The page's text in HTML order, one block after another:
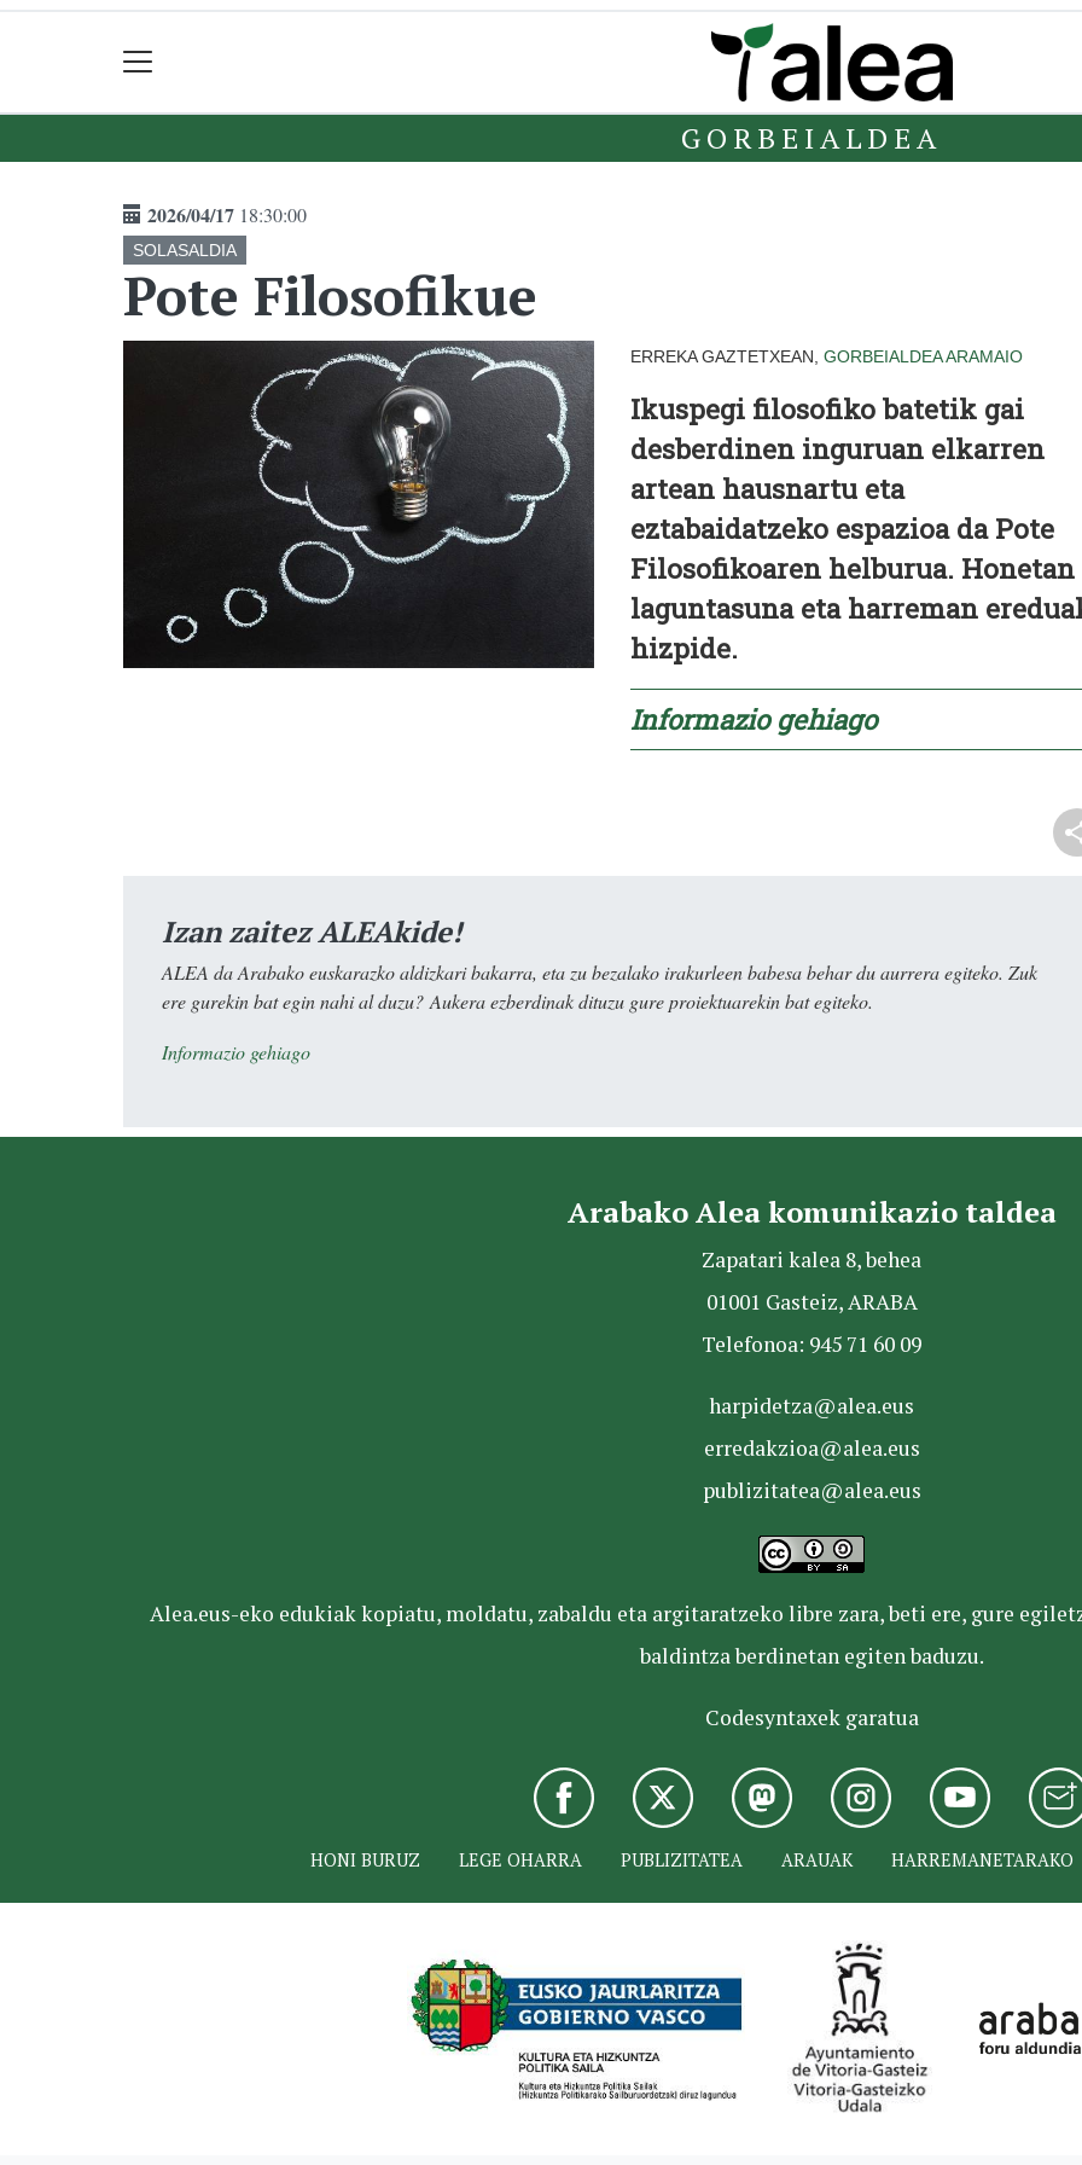
GORBEIALDEA
2026/04/17 18:30:00
SOLASALDIA
Pote Filosofikue
ERREKA GAZTETXEAN, GORBEIALDEAARAMAIO
Ikuspegi filosofiko batetik gai
desberdinen inguruan elkarren
artean hausnartu eta
eztabaidatzeko espazioa da Pote
Filosofikoaren helburua. Honetan
laguntasuna eta harreman
hizpide.
Informazio gehiago
Izan zaitez ALEAkide!
ALEA da Arabako euskarazko aldizkari bakarra, eta zu bezalako irakurleen babesa behar du aurrera egiteko. Zuk
ere gurekin bat egin nahi al duzu? Aukera ezberdinak dituzu gure proiektuarekin bat egiteko.
Informazio gehiago
Arabako Alea komunikazio taldea
Zapatari kalea 8, behea
01001 Gasteiz, ARABA
Telefonoa: 945 71 60 09
harpidetza@alea.eus
erredakzioa@alea.eus
publizitatea@alea.eus
Alea.eus-eko edukiak kopiatu, moldatu, zabaldu eta argitaratzeko libre zara, beti ere, gure
baldintza berdinetan egiten baduzu.
Codesyntaxek garatua
HONI BURUZ LEGE OHARRA PUBLIZITATEA ARAUAK HARREMANETARAKO